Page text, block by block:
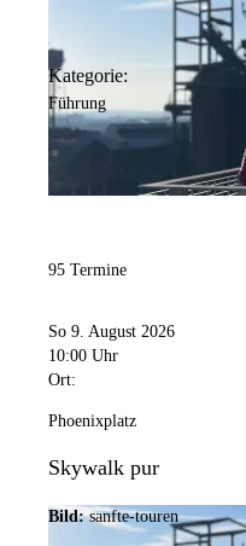
Kategorie:
Führung
95 Termine
So 9. August 2026
10:00 Uhr
Ort:
Phoenixplatz
Skywalk pur
Bild: sanfte-touren